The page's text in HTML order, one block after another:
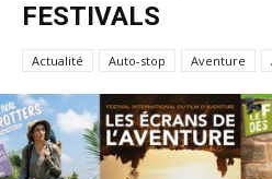
FESTIVALS
Actualité Auto-stop Aventure